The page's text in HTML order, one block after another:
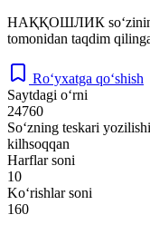
НАҚҚОШЛИК
tomonidan taqdim
Ro‘yxatga qo‘shish
Saytdagi o‘rni
24760
So‘zning teskari yozilishi
kilhsoqqan
Harflar soni
10
Ko‘rishlar soni
160